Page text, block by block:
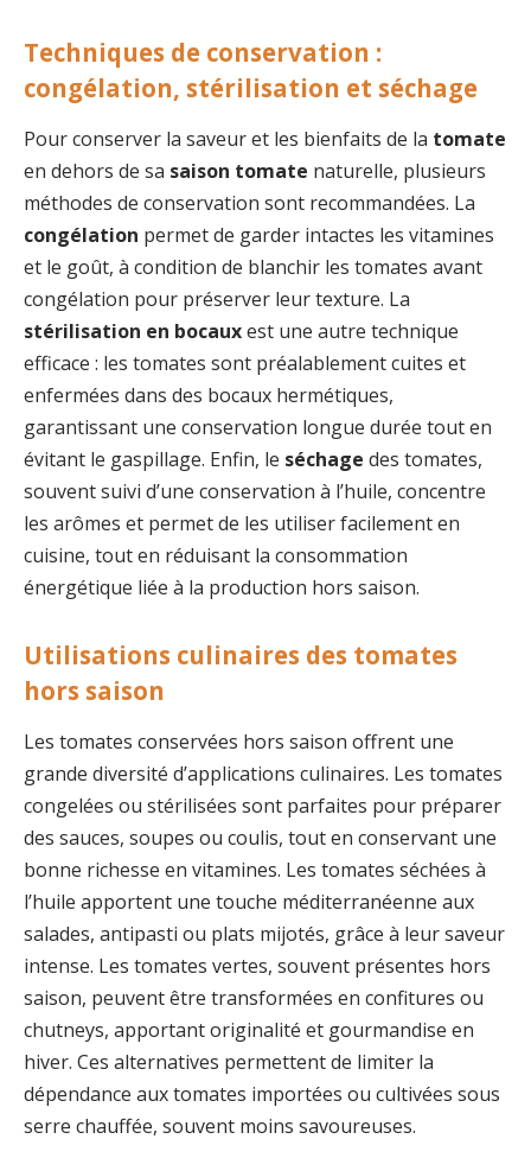
Techniques de conservation :
congélation, stérilisation et séchage
Pour conserver la saveur et les bienfaits de la tomate
en dehors de sa saison tomate naturelle, plusieurs
méthodes de conservation sont recommandées. La
congélation permet de garder intactes les vitamines
et le goût, à condition de blanchir les tomates avant
congélation pour préserver leur texture. La
stérilisation en bocauxest une autre technique
efficace : les tomates sont préalablement cuites et
enfermées dans des bocaux hermétiques,
garantissant une conservation longue durée tout en
évitant le gaspillage. Enfin, le séchage des tomates,
souvent suivi d’une conservation à l’huile, concentre
les arômes et permet de les utiliser facilement en
cuisine, tout en réduisant la consommation
énergétique liée à la production hors saison.
Utilisations culinaires des tomates
hors saison
Les tomates conservées hors saison offrent une
grande diversité d’applications culinaires. Les tomates
congelées ou stérilisées sont parfaites pour préparer
des sauces, soupes ou coulis, tout en conservant une
bonne richesse en vitamines. Les tomates séchées à
l’huile apportent une touche méditerranéenne aux
salades, antipasti ou plats mijotés, grâce à leur saveur
intense. Les tomates vertes, souvent présentes hors
saison, peuvent être transformées en confitures ou
chutneys, apportant originalité et gourmandise en
hiver. Ces alternatives permettent de limiter la
dépendance aux tomates importées ou cultivées sous
serre chauffée, souvent moins savoureuses.